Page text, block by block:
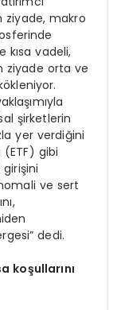
ziyade, makro
kısa vadeli,
ziyade orta ve
şirketlerin
yer verdiğini
gibi
ve sert
dedi.
koşullarını